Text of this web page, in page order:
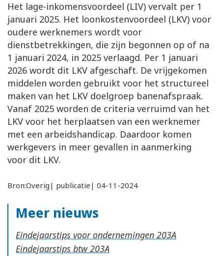
Het lage-inkomensvoordeel (LIV) vervalt per 1
januari 2025. Het loonkostenvoordeel (LKV) voor
oudere werknemers wordt voor
dienstbetrekkingen, die zijn begonnen op of na
1 januari 2024, in 2025 verlaagd. Per 1 januari
2026 wordt dit LKV afgeschaft. De vrijgekomen
middelen worden gebruikt voor het structureel
maken van het LKV doelgroep banenafspraak.
Vanaf 2025 worden de criteria verruimd van het
LKV voor het herplaatsen van een werknemer
met een arbeidshandicap. Daardoor komen
werkgevers in meer gevallen in aanmerking
voor dit LKV.
Bron:Overig| publicatie| 04-11-2024
Meer nieuws
Eindejaarstips voor ondernemingen
Eindejaarstips btw